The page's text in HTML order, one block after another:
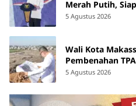
Merah Putih,
Pemerintah Pusat
5 Agustus 2026
Wali Kota
Pembenahan
Landfill Capai 93
5 Agustus 2026